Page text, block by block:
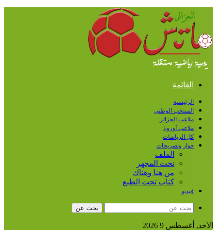
القائمة
الرئيسية
المنتخب الوطني
ملاعب الجزائر
ملاعب أوروبا
كل الرياضات
حوار وتصريحات
الملف
تحت المجهر
من هنا وهناك
كتاب تحت الطبع
فيديو
بحث عن
الأحد, أغسطس 9 2026